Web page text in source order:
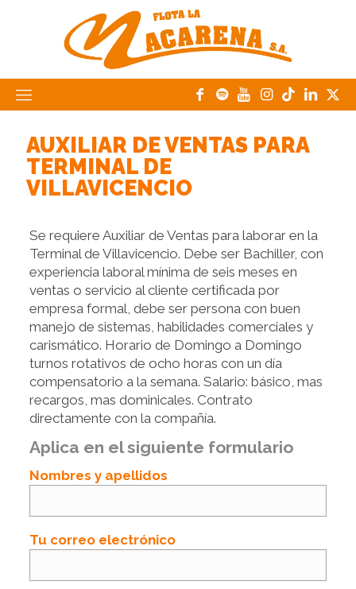
AUXILIAR DE VENTAS PARA
TERMINAL DE
VILLAVICENCIO
Se requiere Auxiliar de Ventas para laborar en la
Terminal de Villavicencio. Debe ser Bachiller, con
experiencia laboral mínima de seis meses en
ventas o servicio al cliente certificada por
empresa formal, debe ser persona con buen
manejo de sistemas, habilidades comerciales y
carismático. Horario de Domingo a Domingo
turnos rotativos de ocho horas con un día
compensatorio a la semana. Salario: básico, mas
recargos, mas dominicales. Contrato
directamente con la compañía.
Aplica en el siguiente formulario
Nombres y apellidos
Tu correo electrónico